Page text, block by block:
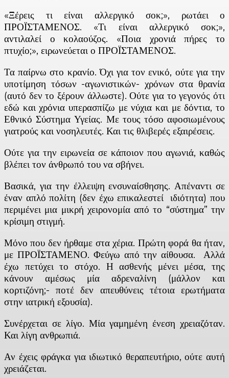
«Ξέρεις τι είναι αλλεργικό σοκ;», ρωτάει ο
ΠΡΟΪΣΤΑΜΕΝΟΣ. «Τι είναι αλλεργικό σοκ;»,
αντιλαλεί ο κολαούζος. «Ποια χρονιά πήρες το
πτυχίο;», ειρωνεύεται ο ΠΡΟΪΣΤΑΜΕΝΟΣ.
Τα παίρνω στο κρανίο. Όχι για τον ενικό, ούτε για την
υποτίμηση τόσων -αγωνιστικών- χρόνων στα θρανία
(αυτό δεν το ξέρουν άλλωστε). Ούτε για το γεγονός ότι
εδώ και χρόνια υπερασπίζω με νύχια και με δόντια, το
Εθνικό Σύστημα Υγείας. Με τους τόσο αφοσιωμένους
γιατρούς και νοσηλευτές. Και τις θλιβερές εξαιρέσεις.
Ούτε για την ειρωνεία σε κάποιον που αγωνιά, καθώς
βλέπει τον άνθρωπό του να σβήνει.
Βασικά, για την έλλειψη ενσυναίσθησης. Απέναντι σε
έναν απλό πολίτη (δεν έχω επικαλεστεί ιδιότητα) που
περιμένει μια μικρή χειρονομία από το “σύστημα” την
κρίσιμη στιγμή.
Μόνο που δεν ήρθαμε στα χέρια. Πρώτη φορά θα ήταν,
με ΠΡΟΪΣΤΑΜΕΝΟ. Φεύγω από την αίθουσα. Αλλά
έχω πετύχει το στόχο. Η ασθενής μένει μέσα, της
κάνουν αμέσως μία αδρεναλίνη (μάλλον και
κορτιζόνη;- ποτέ δεν απευθύνεις τέτοια ερωτήματα
στην ιατρική εξουσία).
Συνέρχεται σε λίγο. Μία γαμημένη ένεση χρειαζόταν.
Και λίγη ανθρωπιά.
Αν έχεις φράγκα για ιδιωτικό θεραπευτήριο, ούτε αυτή
χρειάζεται.